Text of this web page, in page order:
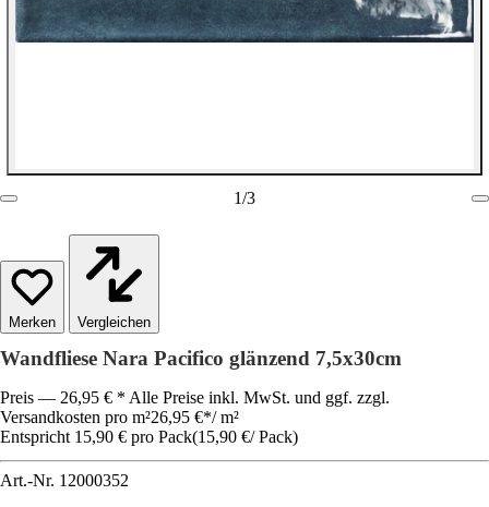
1/3
Vergleichen
Wandfliese Nara Pacifico glänzend 7,5x30cm
Preis — 26,95 € * Alle Preise inkl. MwSt. und ggf. zzgl.
Versandkosten pro m²26,95 €*/ m²
Entspricht 15,90 € pro Pack(15,90 €/ Pack)
Art.-Nr. 12000352